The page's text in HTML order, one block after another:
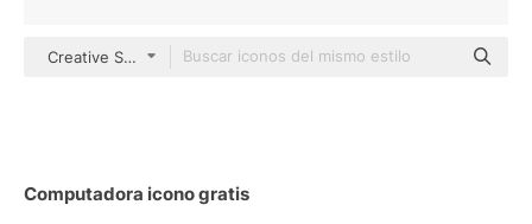
Creative Squad outline
Computadora icono gratis